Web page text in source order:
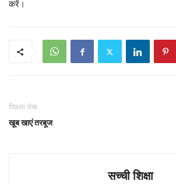
करें।
पिछला लेख
खूब खाएं तरबूज
सच्ची शिक्षा